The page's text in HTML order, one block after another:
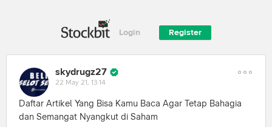
Login Register
skydrugz27
22 May 21, 13:14
Daftar Artikel Yang Bisa Kamu Baca Agar Tetap Bahagia
dan Semangat Nyangkut di Saham